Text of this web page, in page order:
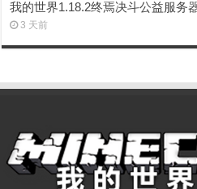
我的世界1.18.2终焉决斗公益服务
3 天前